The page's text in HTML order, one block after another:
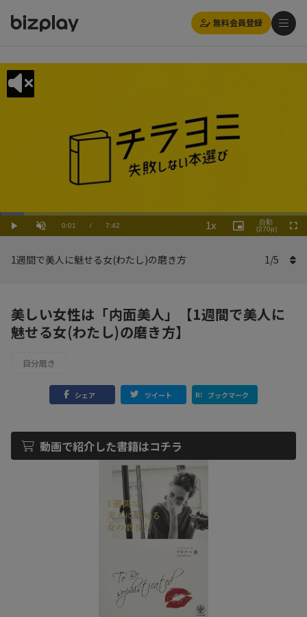
無料会員登録
Play UnmuteCurrent
0:01 / Duration
7:42
Loaded:
7.80%
1x
Rate
Picture-
in-
自動
(270p)
1週間で美人に魅せる女(わたし)の磨き方 1/5
美しい女性は「内面美人」【1週間で美人に
魅せる女(わたし)の磨き方】
自分磨き
シェア ツイート ブックマーク
動画で紹介した書籍はコチラ